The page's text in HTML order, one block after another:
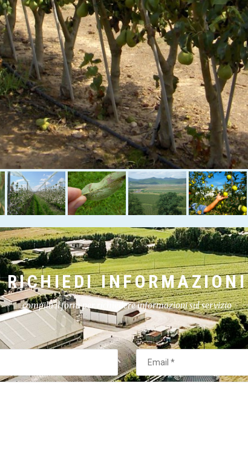
RICHIEDI INFORMAZIONI
compila il form per richiedere informazioni sul servizio